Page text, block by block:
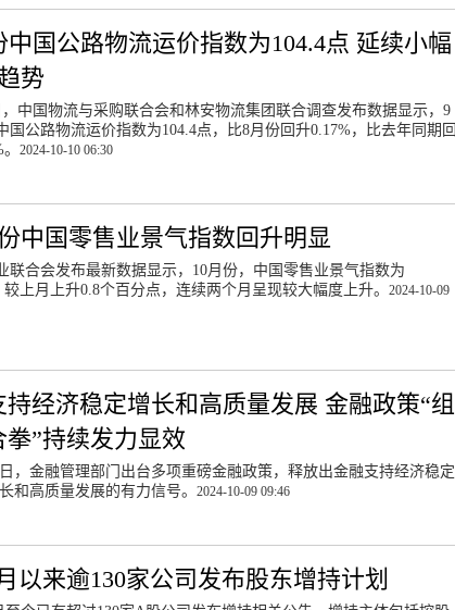
中国公路物流运价指数为104.4点 延续小幅
势
，中国物流与采购联合会和林安物流集团联合调查发布数据显示，9
国公路物流运价指数为104.4点，比8月份回升0.17%，比去年同期回
2024-10-10 06:30
中国零售业景气指数回升明显
联合会发布最新数据显示，10月份，中国零售业景气指数为
较上月上升0.8个百分点，连续两个月呈现较大幅度上升。2024-10-09
持经济稳定增长和高质量发展 金融政策“组
拳”持续发力显效
，金融管理部门出台多项重磅金融政策，释放出金融支持经济稳定
和高质量发展的有力信号。 2024-10-09 09:46
以来逾130家公司发布股东增持计划